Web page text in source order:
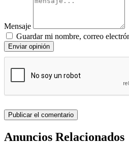
Mensaje
Guardar mi nombre, correo
Enviar opinión
Anuncios Relacionados